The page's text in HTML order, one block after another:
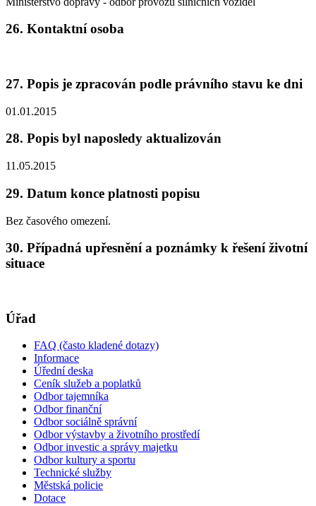
26. Kontaktní osoba
27. Popis je zpracován podle právního stavu ke dni
01.01.2015
28. Popis byl naposledy aktualizován
11.05.2015
29. Datum konce platnosti popisu
Bez časového omezení.
30. Případná upřesnění a poznámky k řešení životní
situace
Úřad
FAQ (často kladené dotazy)
Informace
Úřední deska
Ceník služeb a poplatků
Odbor tajemníka
Odbor finanční
Odbor sociálně správní
Odbor výstavby a životního prostředí
Odbor investic a správy majetku
Odbor kultury a sportu
Technické služby
Městská policie
Dotace